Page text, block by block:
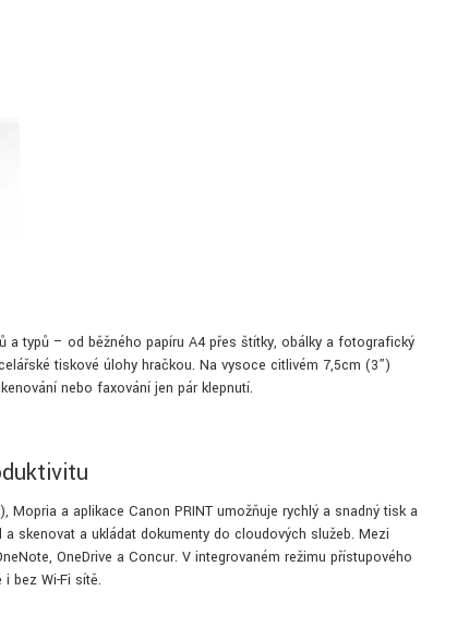
typů – od běžného papíru A4 přes štítky, obálky a fotografický
tiskové úlohy hračkou. Na vysoce citlivém 7,5cm (3”)
nebo faxování jen pár klepnutí.
a aplikace Canon PRINT umožňuje rychlý a snadný tisk a
skenovat a ukládat dokumenty do cloudových služeb. Mezi
OneDrive a Concur. V integrovaném režimu přístupového
bez Wi-Fi sítě.